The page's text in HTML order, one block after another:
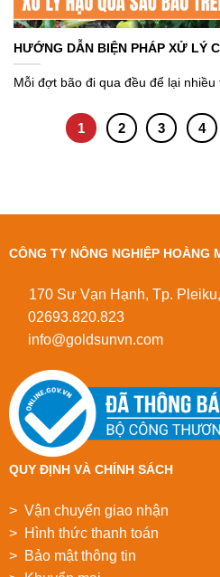
HƯỚNG DẪN BIỆN PHÁP XỬ LÝ
Mỗi đợt bão đi qua đều để lại nhiều
1 2 3 4
CÔNG TY NÔNG NGHIỆP HOÀNG
170 Sư Vạn Hạnh, Tp.
02693.820.823
info@goldsunvn.com
QUY ĐỊNH VÀ CHÍNH SÁCH
> Vận chuyển giao nhận
> Hình thức thanh toán
> Bảo mật thông tin